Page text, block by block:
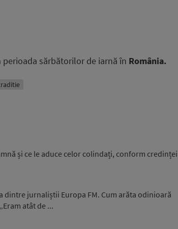
sărbătorilor de iarnă în România.
și ce le aduce celor colindați, conform credinței
dintre jurnaliștii Europa FM. Cum arăta odinioară
atât de ...